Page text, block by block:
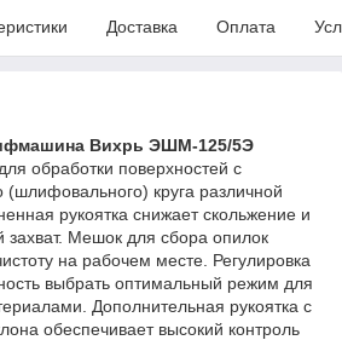
Доставка Оплата
Вихрь ЭШМ-125/5Э
обработки поверхностей с
круга различной
рукоятка снижает скольжение и
захват. Мешок для сбора опилок
на рабочем месте. Регулировка
выбрать оптимальный режим для
Дополнительная рукоятка с
обеспечивает высокий контроль